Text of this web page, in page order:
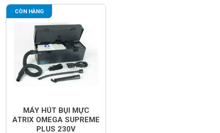
CÒN HÀNG
MÁY HÚT BỤI MỰC
ATRIX OMEGA SUPREME
PLUS 230V